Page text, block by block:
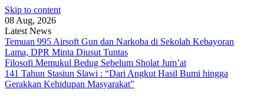
Skip to content
08 Aug, 2026
Latest News
Temuan 995 Airsoft Gun dan Narkoba di Sekolah Kebayoran
Lama, DPR Minta Diusut Tuntas
Filosofi Memukul Bedug Sebelum Sholat Jum’at
141 Tahun Stasiun Slawi : “Dari Angkut Hasil Bumi hingga
Gerakkan Kehidupan Masyarakat”